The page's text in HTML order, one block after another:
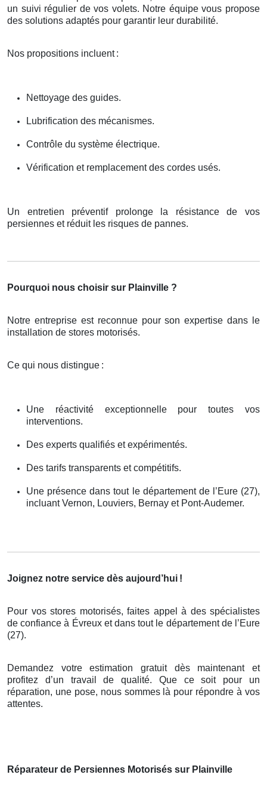
un suivi régulier de vos volets. Notre équipe vous propose
des solutions adaptés pour garantir leur durabilité.
Nos propositions incluent :
Nettoyage des guides.
Lubrification des mécanismes.
Contrôle du système électrique.
Vérification et remplacement des cordes usés.
Un entretien préventif prolonge la résistance de vos
persiennes et réduit les risques de pannes.
Pourquoi nous choisir sur Plainville ?
Notre entreprise est reconnue pour son expertise dans le
installation de stores motorisés.
Ce qui nous distingue :
Une réactivité exceptionnelle pour toutes vos
interventions.
Des experts qualifiés et expérimentés.
Des tarifs transparents et compétitifs.
Une présence dans tout le département de l’Eure (27),
incluant Vernon, Louviers, Bernay et Pont-Audemer.
Joignez notre service dès aujourd’hui !
Pour vos stores motorisés, faites appel à des spécialistes
de confiance à Évreux et dans tout le département de l’Eure
(27).
Demandez votre estimation gratuit dès maintenant et
profitez d’un travail de qualité. Que ce soit pour un
réparation, une pose, nous sommes là pour répondre à vos
attentes.
Réparateur de Persiennes Motorisés sur Plainville